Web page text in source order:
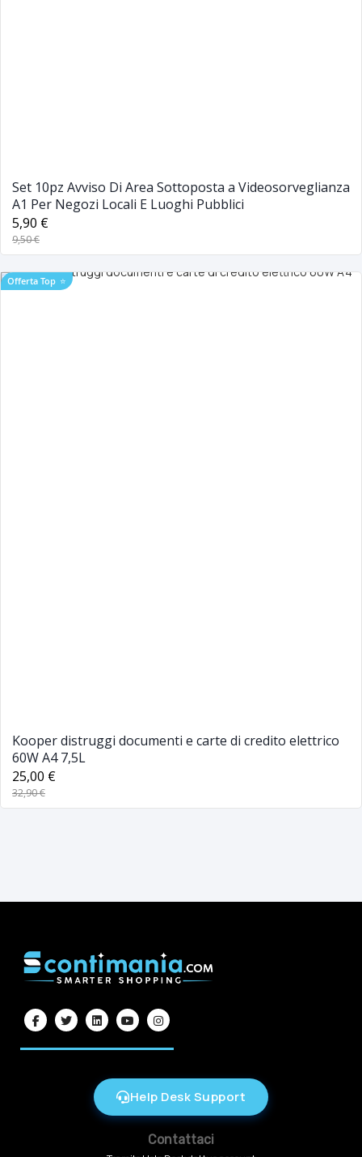
Set 10pz Avviso Di Area Sottoposta a Videosorveglianza
A1 Per Negozi Locali E Luoghi Pubblici
5,90 €
9,50 €
Offerta Top ⭐
Kooper distruggi documenti e carte di credito elettrico
60W A4 7,5L
25,00 €
32,90 €
Help Desk Support
Contattaci